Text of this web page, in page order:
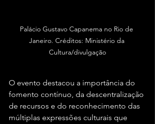
Palácio Gustavo Capanema no Rio de
Janeiro. Créditos: Ministério da
Cultura/divulgação
O evento destacou a importância do
fomento contínuo, da descentralização
de recursos e do reconhecimento das
múltiplas expressões culturais que